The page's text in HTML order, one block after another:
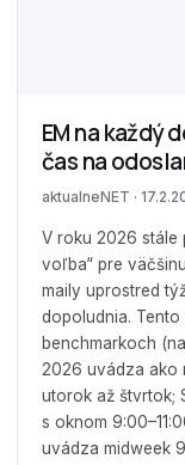
EM na každý
čas na
aktualneNET ·
V roku 2026 stále
voľba“ pre
maily uprostred
dopoludnia.
benchmarkoch
2026 uvádza ako
utorok až štvrtok;
s oknom
uvádza midweek